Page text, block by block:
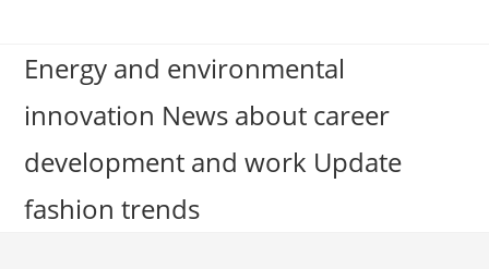
contentEnergy and environmental
innovation News about career
development and work Update
fashion trends